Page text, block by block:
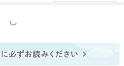
と見る